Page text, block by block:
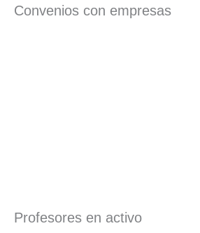
Convenios con empresas
Profesores en activo